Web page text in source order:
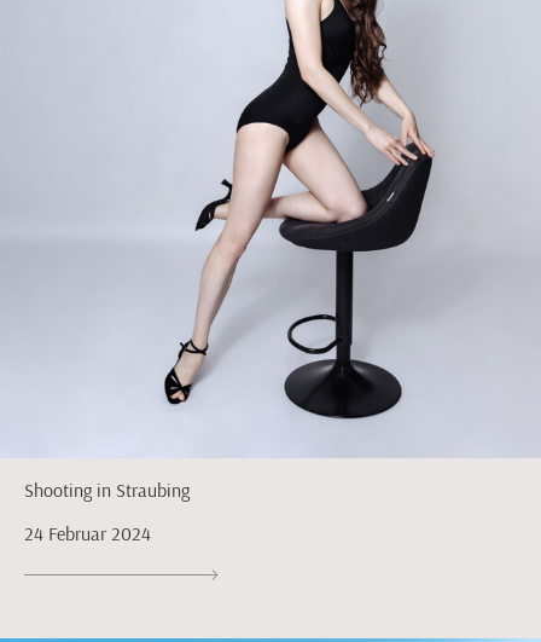
Shooting in Straubing
24 Februar 2024